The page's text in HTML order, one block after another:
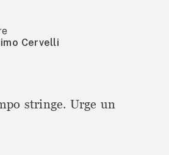
Cervelli
stringe. Urge un